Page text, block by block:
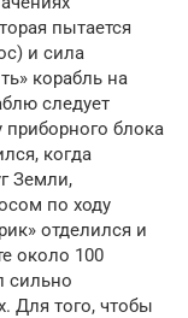
пытается
и сила
корабль на
следует
приборного блока
когда
Земли,
по ходу
отделился и
около 100
сильно
Для того, чтобы